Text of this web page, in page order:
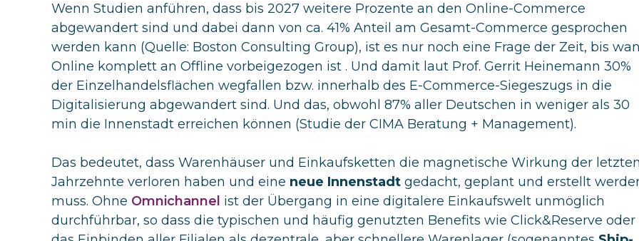
Wenn Studien anführen, dass bis 2027 weitere Prozente an den Online-Commerce
abgewandert sind und dabei dann von ca. 41% Anteil am Gesamt-Commerce gesprochen
werden kann (Quelle: Boston Consulting Group), ist es nur noch eine Frage der Zeit, bis
Online komplett an Offline vorbeigezogen ist . Und damit laut Prof. Gerrit Heinemann 30%
der Einzelhandelsflächen wegfallen bzw. innerhalb des E-Commerce-Siegeszugs in die
Digitalisierung abgewandert sind. Und das, obwohl 87% aller Deutschen in weniger als 30
min die Innenstadt erreichen können (Studie der CIMA Beratung + Management).
Das bedeutet, dass Warenhäuser und Einkaufsketten die magnetische Wirkung der letzten
Jahrzehnte verloren haben und eine neue Innenstadt gedacht, geplant und erstellt
muss. Ohne Omnichannel ist der Übergang in eine digitalere Einkaufswelt unmöglich
durchführbar, so dass die typischen und häufig genutzten Benefits wie Click&Reserve oder